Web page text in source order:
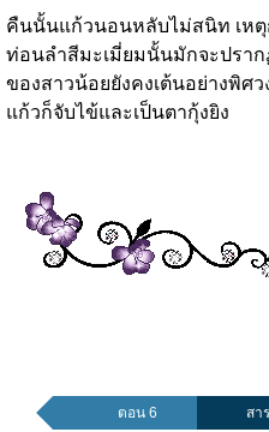
คืนนั้นแก้วนอนหลับไม่สนิท เห
ท่อนลำสีมะเมี่ยมนั้นมักจะปรา
ของสาวน้อยยังคงเต้นอย่างพิศ
แก้วก็จับไข้และเป็นตากุ้งยิง
ตอน 6 สา